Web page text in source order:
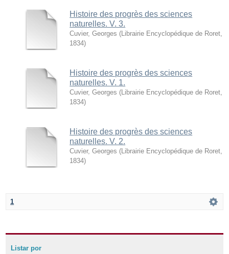
Histoire des progrès des sciences
naturelles. V. 3.
Cuvier, Georges ( Librairie Encyclopédique de Roret
1834)
Histoire des progrès des sciences
naturelles. V. 1.
Cuvier, Georges ( Librairie Encyclopédique de Roret
1834)
Histoire des progrès des sciences
naturelles. V. 2.
Cuvier, Georges ( Librairie Encyclopédique de Roret
1834)
1
Listar por